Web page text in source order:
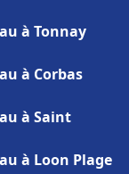
à Tonnay
à Corbas
à Saint
à Loon Plage